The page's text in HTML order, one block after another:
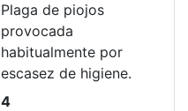
Plaga de piojos
provocada
habitualmente por
escasez de higiene.
4